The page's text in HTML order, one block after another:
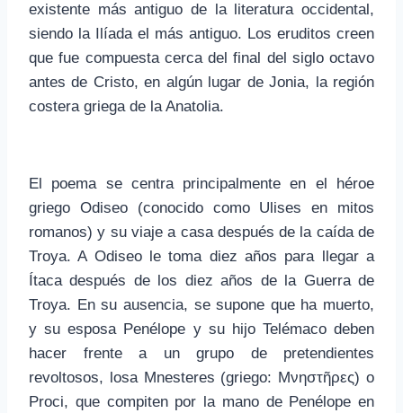
existente más antiguo de la literatura occidental,
siendo la Ilíada el más antiguo. Los eruditos creen
que fue compuesta cerca del final del siglo octavo
antes de Cristo, en algún lugar de Jonia, la región
costera griega de la Anatolia.
El poema se centra principalmente en el héroe
griego Odiseo (conocido como Ulises en mitos
romanos) y su viaje a casa después de la caída de
Troya. A Odiseo le toma diez años para llegar a
Ítaca después de los diez años de la Guerra de
Troya. En su ausencia, se supone que ha muerto,
y su esposa Penélope y su hijo Telémaco deben
hacer frente a un grupo de pretendientes
revoltosos, losa Mnesteres (griego: Μνηστῆρες) o
Proci, que compiten por la mano de Penélope en